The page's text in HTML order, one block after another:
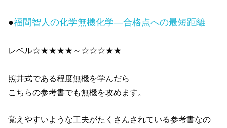
●福間智人の化学無機化学―合格点への最短距離
レベル☆★★★★～☆☆☆★★
照井式である程度無機を学んだら
こちらの参考書でも無機を攻めます。
覚えやすいような工夫がたくさんされている参考書なの